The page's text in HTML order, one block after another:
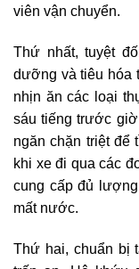
viên vận chuyển.
Thứ nhất, tuyệt
dưỡng và tiêu hóa
nhịn ăn các loại
sáu tiếng trước
ngăn chặn triệt để
khi xe đi qua các
cung cấp đủ
mất nước.
Thứ hai, chuẩn bị